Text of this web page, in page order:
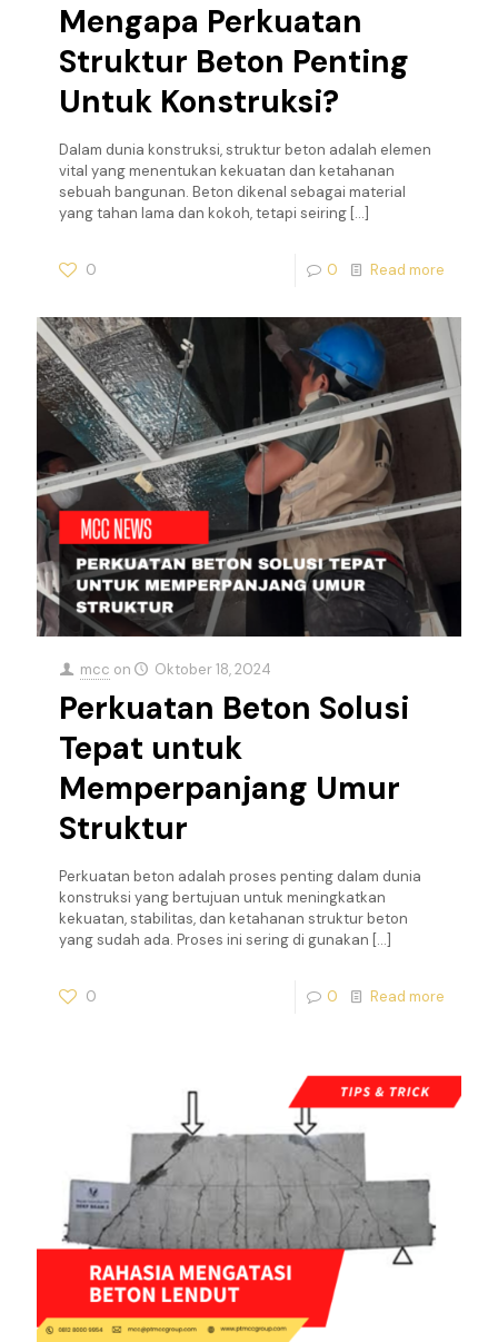
Mengapa Perkuatan
Struktur Beton Penting
Untuk Konstruksi?
Dalam dunia konstruksi, struktur beton adalah elemen
vital yang menentukan kekuatan dan ketahanan
sebuah bangunan. Beton dikenal sebagai material
yang tahan lama dan kokoh, tetapi seiring […]
0 0 Read more
mcc on Oktober 18, 2024
Perkuatan Beton Solusi
Tepat untuk
Memperpanjang Umur
Struktur
Perkuatan beton adalah proses penting dalam dunia
konstruksi yang bertujuan untuk meningkatkan
kekuatan, stabilitas, dan ketahanan struktur beton
yang sudah ada. Proses ini sering di gunakan […]
0 0 Read more